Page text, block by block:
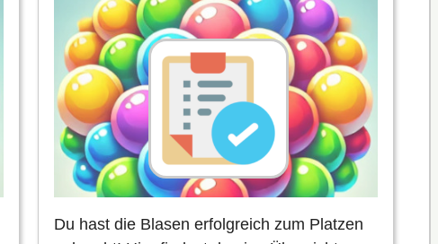
Du hast die Blasen erfolgreich zum Platzen